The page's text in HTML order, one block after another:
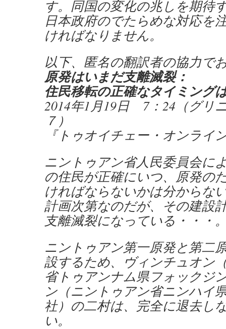
す。同国の変化の兆しを期待
日本政府のでたらめな対応を
ければなりません。
以下、匿名の翻訳者の協力で
原発はいまだ支離滅裂：
住民移転の正確なタイミング
2014年1月19日 7：24（グリ
７）
『トゥオイチェー・オンライ
ニントゥアン省人民委員会に
の住民が正確にいつ、原発の
ければならないかは分からな
計画次第なのだが、その建設
支離滅裂になっている・・・
ニントゥアン第一原発と第二
設するため、ヴィンチュオン
省トゥアンナム県フォックジ
ン（ニントゥアン省ニンハイ
社）の二村は、完全に退去し
い。